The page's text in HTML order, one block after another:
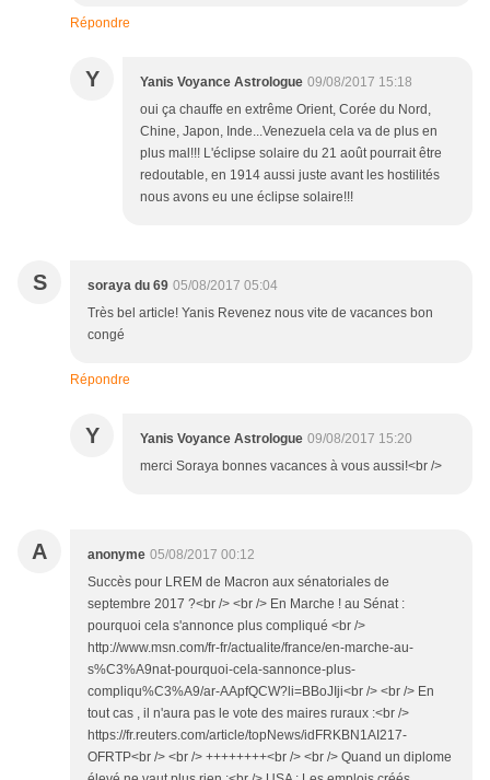
Répondre
Y Yanis Voyance Astrologue 09/08/2017 15:18
oui ça chauffe en extrême Orient, Corée du Nord,
Chine, Japon, Inde...Venezuela cela va de plus en
plus mal!!! L'éclipse solaire du 21 août pourrait être
redoutable, en 1914 aussi juste avant les hostilités
nous avons eu une éclipse solaire!!!
S soraya du 69 05/08/2017 05:04
Très bel article! Yanis Revenez nous vite de vacances bon
congé
Répondre
Y Yanis Voyance Astrologue 09/08/2017 15:20
merci Soraya bonnes vacances à vous aussi!<br />
A anonyme 05/08/2017 00:12
Succès pour LREM de Macron aux sénatoriales de
septembre 2017 ?<br /> <br /> En Marche ! au Sénat :
pourquoi cela s'annonce plus compliqué <br />
http://www.msn.com/fr-fr/actualite/france/en-marche-au-
s%C3%A9nat-pourquoi-cela-sannonce-plus-
compliqu%C3%A9/ar-AApfQCW?li=BBoJIji<br /> <br /> En
tout cas , il n'aura pas le vote des maires ruraux :<br />
https://fr.reuters.com/article/topNews/idFRKBN1AI217-
OFRTP<br /> <br /> ++++++++<br /> <br /> Quand un diplome